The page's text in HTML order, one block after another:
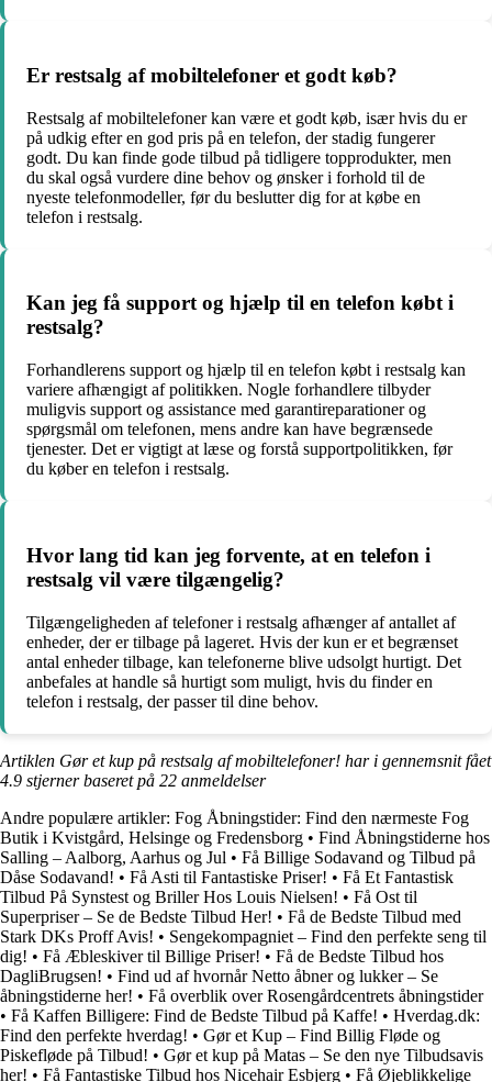
Er restsalg af mobiltelefoner et godt køb?
Restsalg af mobiltelefoner kan være et godt køb, især hvis du er
på udkig efter en god pris på en telefon, der stadig fungerer
godt. Du kan finde gode tilbud på tidligere topprodukter, men
du skal også vurdere dine behov og ønsker i forhold til de
nyeste telefonmodeller, før du beslutter dig for at købe en
telefon i restsalg.
Kan jeg få support og hjælp til en telefon købt i
restsalg?
Forhandlerens support og hjælp til en telefon købt i restsalg kan
variere afhængigt af politikken. Nogle forhandlere tilbyder
muligvis support og assistance med garantireparationer og
spørgsmål om telefonen, mens andre kan have begrænsede
tjenester. Det er vigtigt at læse og forstå supportpolitikken, før
du køber en telefon i restsalg.
Hvor lang tid kan jeg forvente, at en telefon i
restsalg vil være tilgængelig?
Tilgængeligheden af telefoner i restsalg afhænger af antallet af
enheder, der er tilbage på lageret. Hvis der kun er et begrænset
antal enheder tilbage, kan telefonerne blive udsolgt hurtigt. Det
anbefales at handle så hurtigt som muligt, hvis du finder en
telefon i restsalg, der passer til dine behov.
Artiklen Gør et kup på restsalg af mobiltelefoner! har i gennemsnit fået
4.9 stjerner baseret på 22 anmeldelser
Andre populære artikler: Fog Åbningstider: Find den nærmeste Fog
Butik i Kvistgård, Helsinge og Fredensborg • Find Åbningstiderne hos
Salling – Aalborg, Aarhus og Jul • Få Billige Sodavand og Tilbud på
Dåse Sodavand! • Få Asti til Fantastiske Priser! • Få Et Fantastisk
Tilbud På Synstest og Briller Hos Louis Nielsen! • Få Ost til
Superpriser – Se de Bedste Tilbud Her! • Få de Bedste Tilbud med
Stark DKs Proff Avis! • Sengekompagniet – Find den perfekte seng til
dig! • Få Æbleskiver til Billige Priser! • Få de Bedste Tilbud hos
DagliBrugsen! • Find ud af hvornår Netto åbner og lukker – Se
åbningstiderne her! • Få overblik over Rosengårdcentrets åbningstider
• Få Kaffen Billigere: Find de Bedste Tilbud på Kaffe! • Hverdag.dk:
Find den perfekte hverdag! • Gør et Kup – Find Billig Fløde og
Piskefløde på Tilbud! • Gør et kup på Matas – Se den nye Tilbudsavis
her! • Få Fantastiske Tilbud hos Nicehair Esbjerg • Få Øjeblikkelige